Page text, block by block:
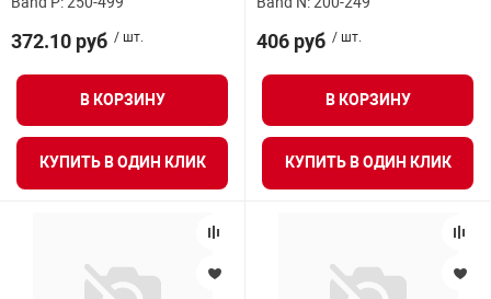
372.10 руб / шт.
В КОРЗИНУ
КУПИТЬ В ОДИН КЛИК
406 руб / шт.
В КОРЗИНУ
КУПИТЬ В ОДИН КЛИК